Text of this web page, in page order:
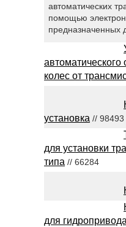
автоматических
помощью
предназначенных
колес от
установка // 98493
для установки
типа // 66284
для